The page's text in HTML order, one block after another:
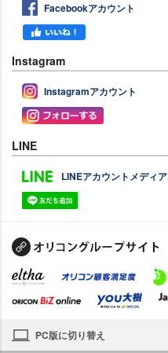
Facebookアカウント
Instagram
Instagramアカウント
LINE
LINEアカウントメディア
PC版に切り替え